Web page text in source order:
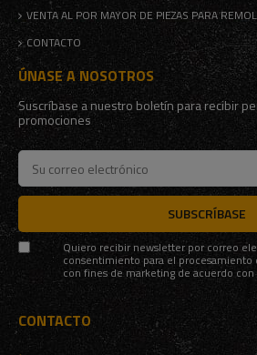
VENTA AL POR MAYOR DE PIEZAS PARA
CONTACTO
ÚNASE A NOSOTROS
Suscríbase a nuestro boletín para recibir
promociones
SUBSCRÍBASE
Quiero recibir newsletter por correo
consentimiento para el procesamiento
con fines de marketing de acuerdo con
CONTACTO